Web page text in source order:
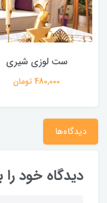
ست لوزی شیری
480,000 تومان
دیدگاه‌ها
دیدگاه خود را